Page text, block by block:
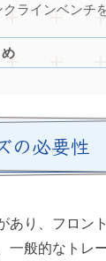
クラインベンチ
の必要性
あり、フロン
一般的なトレ